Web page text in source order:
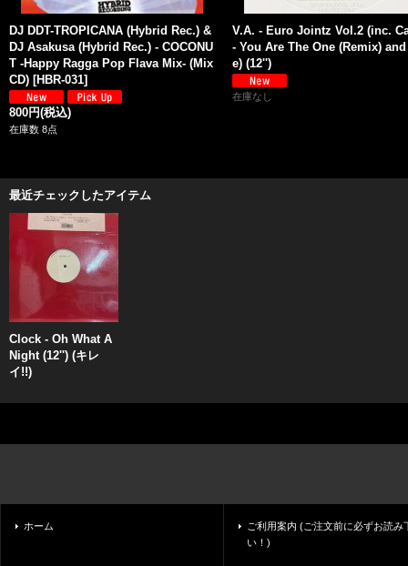
DJ DDT-TROPICANA (Hybrid Rec.) &
DJ Asakusa (Hybrid Rec.) - COCONU
T -Happy Ragga Pop Flava Mix- (Mix
CD) [HBR-031]
800円(税込)
在庫数 8点
V.A. - Euro Jointz Vol.2 (inc.
- You Are The One (Remix)
e) (12'')
在庫なし
最近チェックしたアイテム
Clock - Oh What A
Night (12'') (キレ
イ!!)
ホーム
ご利用案内 (ご注文前に必ずお読み
い！)